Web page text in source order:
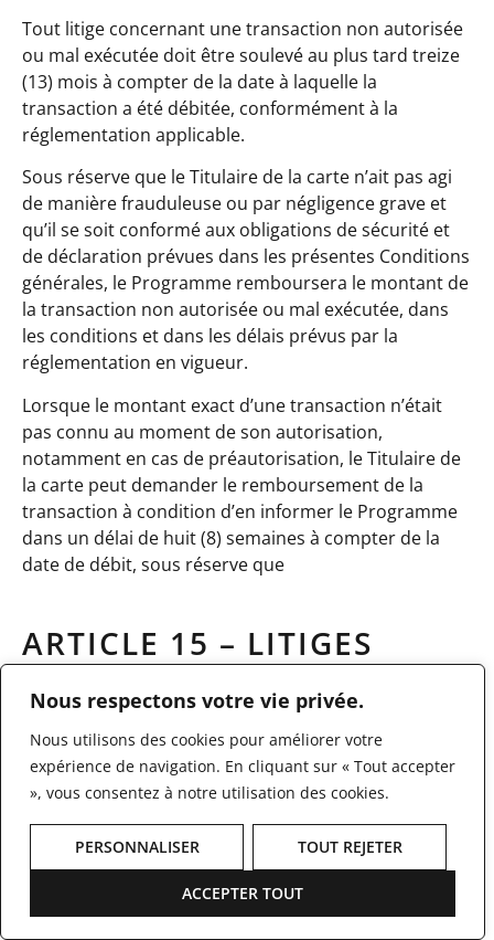
Nous respectons votre vie privée.
Nous utilisons des cookies pour améliorer votre
expérience de navigation. En cliquant sur « Tout accepter
», vous consentez à notre utilisation des cookies.
PERSONNALISER TOUT REJETER
ACCEPTER TOUT
Tout litige concernant une transaction non autorisée
ou mal exécutée doit être soulevé au plus tard treize
(13) mois à compter de la date à laquelle la
transaction a été débitée, conformément à la
réglementation applicable.
Sous réserve que le Titulaire de la carte n’ait pas agi
de manière frauduleuse ou par négligence grave et
qu’il se soit conformé aux obligations de sécurité et
de déclaration prévues dans les présentes Conditions
générales, le Programme remboursera le montant de
la transaction non autorisée ou mal exécutée, dans
les conditions et dans les délais prévus par la
réglementation en vigueur.
Lorsque le montant exact d’une transaction n’était
pas connu au moment de son autorisation,
notamment en cas de préautorisation, le Titulaire de
la carte peut demander le remboursement de la
transaction à condition d’en informer le Programme
dans un délai de huit (8) semaines à compter de la
date de débit, sous réserve que
ARTICLE 15 – LITIGES
Lorsqu’une opération de paiement a été autorisée
par le Titulaire de la carte mais que celui-ci conteste
l’exécution de l’opération ou la conformité des biens
être réglé en priorité directement avec le
Le Programme n’est pas responsable de la qualité, de